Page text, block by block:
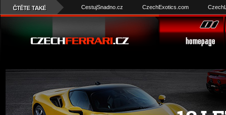
CestujSnadno.cz CzechExotics.com